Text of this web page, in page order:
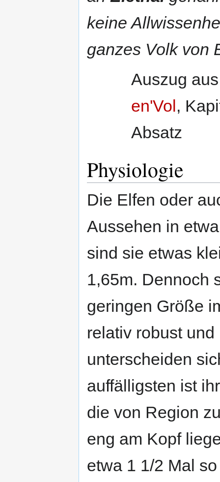
keine
ganzes Volk von
Auszug
en'Vol ,
Absatz
Physiologie
Die Elfen oder
Aussehen in
sind sie etwas
1,65m. Dennoch
geringen Größe
relativ robust
unterscheiden
auffälligsten ist
die von Region
eng am Kopf
etwa 1 1/2 Mal